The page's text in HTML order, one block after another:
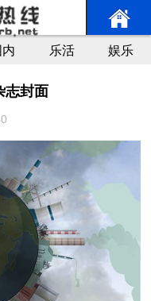
内 乐活 娱乐
志封面